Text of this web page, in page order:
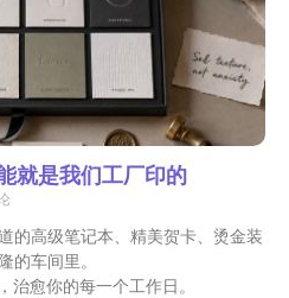
就是我们工厂印的
的高级笔记本、精美贺卡、烫金装
的车间里。
愈你的每一个工作日。